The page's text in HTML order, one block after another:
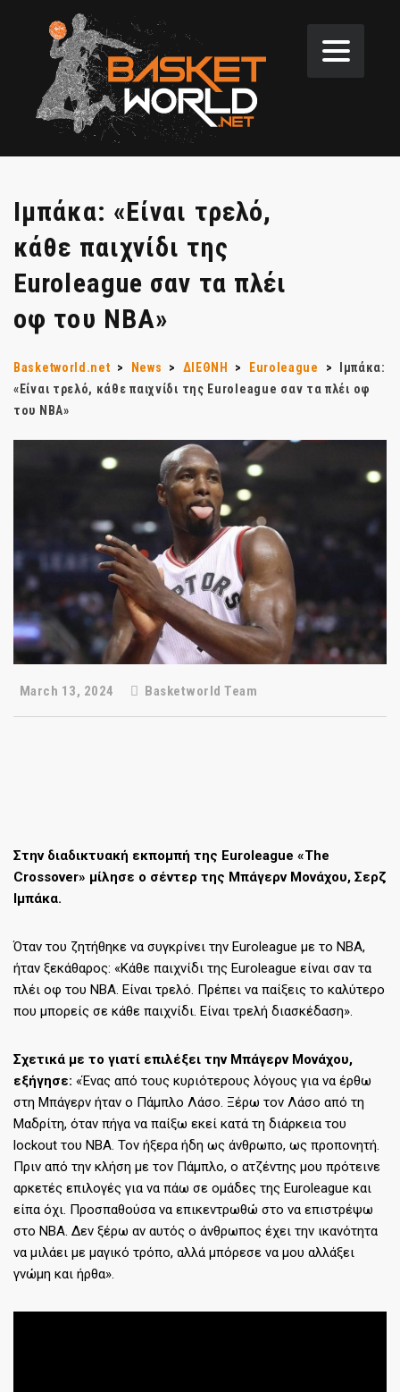
Ιμπάκα: «Είναι τρελό,
κάθε παιχνίδι της
Euroleague σαν τα πλέι
οφ του NBA»
Basketworld.net > News > ΔΙΕΘΝΗ > Euroleague >
Ιμπάκα:
«Είναι τρελό, κάθε παιχνίδι της Euroleague σαν τα πλέι οφ
του NBA»
March 13, 2024 Basketworld Team
Στην διαδικτυακή εκπομπή της Euroleague «The
Crossover» μίλησε ο σέντερ της Μπάγερν Μονάχου, Σερζ
Ιμπάκα.
Όταν του ζητήθηκε να συγκρίνει την Euroleague με το NBA,
ήταν ξεκάθαρος: «Κάθε παιχνίδι της Euroleague είναι σαν τα
πλέι οφ του NBA. Είναι τρελό. Πρέπει να παίξεις το καλύτερο
που μπορείς σε κάθε παιχνίδι. Είναι τρελή διασκέδαση».
Σχετικά με το γιατί επιλέξει την Μπάγερν Μονάχου,
εξήγησε: «Ένας από τους κυριότερους λόγους για να έρθω
στη Μπάγερν ήταν ο Πάμπλο Λάσο. Ξέρω τον Λάσο από τη
Μαδρίτη, όταν πήγα να παίξω εκεί κατά τη διάρκεια του
lockout του ΝΒΑ. Τον ήξερα ήδη ως άνθρωπο, ως προπονητή.
Πριν από την κλήση με τον Πάμπλο, ο ατζέντης μου πρότεινε
αρκετές επιλογές για να πάω σε ομάδες της Euroleague και
είπα όχι. Προσπαθούσα να επικεντρωθώ στο να επιστρέψω
στο ΝΒΑ. Δεν ξέρω αν αυτός ο άνθρωπος έχει την ικανότητα
να μιλάει με μαγικό τρόπο, αλλά μπόρεσε να μου αλλάξει
γνώμη και ήρθα».